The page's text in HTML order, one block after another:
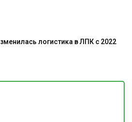
логистика в ЛПК с 2022